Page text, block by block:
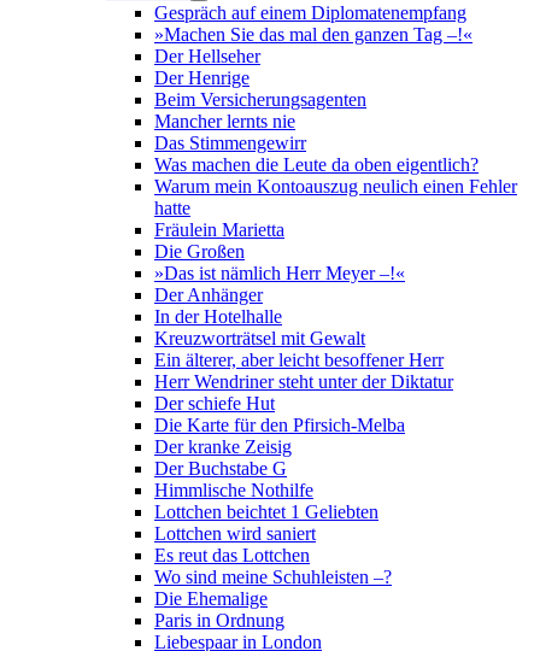
Gespräch auf einem Diplomatenempfang
»Machen Sie das mal den ganzen Tag –!«
Der Hellseher
Der Henrige
Beim Versicherungsagenten
Mancher lernts nie
Das Stimmengewirr
Was machen die Leute da oben eigentlich?
Warum mein Kontoauszug neulich einen Fehler
hatte
Fräulein Marietta
Die Großen
»Das ist nämlich Herr Meyer –!«
Der Anhänger
In der Hotelhalle
Kreuzworträtsel mit Gewalt
Ein älterer, aber leicht besoffener Herr
Herr Wendriner steht unter der Diktatur
Der schiefe Hut
Die Karte für den Pfirsich-Melba
Der kranke Zeisig
Der Buchstabe G
Himmlische Nothilfe
Lottchen beichtet 1 Geliebten
Lottchen wird saniert
Es reut das Lottchen
Wo sind meine Schuhleisten –?
Die Ehemalige
Paris in Ordnung
Liebespaar in London